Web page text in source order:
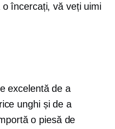
încercați, vă veți uimi
excelentă de a
unghi și de a
o piesă de